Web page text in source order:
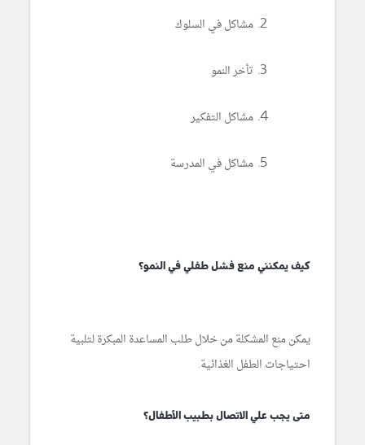
مشاكل في السلوك
تأخر النمو
مشاكل التفكير
مشاكل في المدرسة
كيف يمكنني منع فشل طفلي في النمو؟
يمكن منع المشكلة من خلال طلب المساعدة المبكرة لتلبية
احتياجات الطفل الغذائية.
متى يجب علي الاتصال بطبيب الأطفال؟